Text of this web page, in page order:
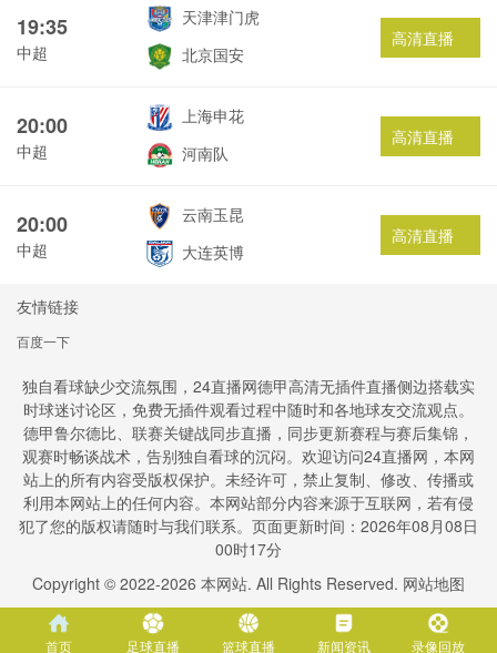
19:35
中超
天津津门虎
北京国安
高清直播
20:00
中超
上海申花
河南队
高清直播
20:00
中超
云南玉昆
大连英博
高清直播
友情链接
百度一下
独自看球缺少交流氛围，24直播网德甲高清无插件直播侧边搭载实
时球迷讨论区，免费无插件观看过程中随时和各地球友交流观点。
德甲鲁尔德比、联赛关键战同步直播，同步更新赛程与赛后集锦，
观赛时畅谈战术，告别独自看球的沉闷。欢迎访问24直播网，本网
站上的所有内容受版权保护。未经许可，禁止复制、修改、传播或
利用本网站上的任何内容。本网站部分内容来源于互联网，若有侵
犯了您的版权请随时与我们联系。页面更新时间：2026年08月08日
00时17分
Copyright © 2022-2026 本网站. All Rights Reserved. 网站地图
首页 足球直播 篮球直播 新闻资讯 录像回放